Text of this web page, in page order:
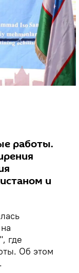
работы.
и
где
Об этом